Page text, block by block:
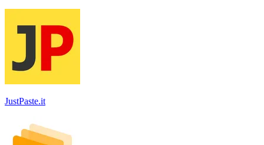
JustPaste.it